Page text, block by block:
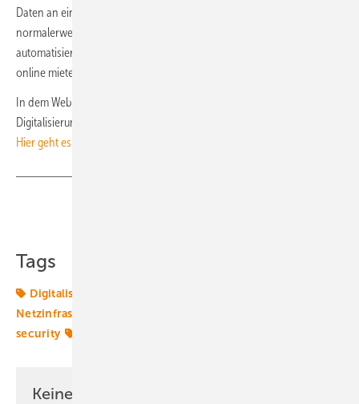
Daten an ein ausgewähltes Ziel.“ Die Angreifer verfügen laut Auhagen
normalerweise über eine Steuersoftware, um den Angriff zu
automatisieren. „D-Dos-Bots kann ein Angreifer sogar ganz einfach
online mieten“, warnte der Experte.
In dem Webinar zeigt Michael Darnieder auf, welche Vorteile die
Digitalisierung bringt und warum man nicht länger warten sollte.
Hier geht es zu dem Video.
Tags
Digitalisierung
Netzinfrastruktur
security
Keine Zeit? Kein Problem mit dem ERE